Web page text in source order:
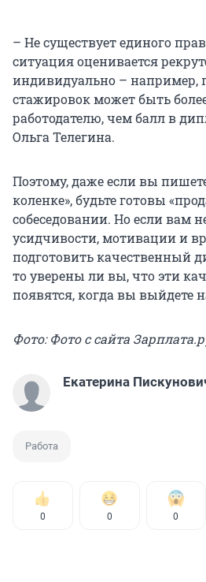
– Не существует единого
ситуация оценивается
индивидуально –
стажировок может быть
работодателю, чем балл в
Ольга Телегина.
Поэтому, даже если вы
коленке», будьте готовы
собеседовании. Но если вам
усидчивости, мотивации и
подготовить качественный
то уверены ли вы, что эти
появятся, когда вы выйдете
Фото: Фото с сайта
Екатерина
Работа
0 0 0